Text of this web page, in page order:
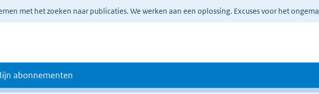
met het zoeken naar publicaties. We werken aan een oplossing. Excuses voor het
abonnementen